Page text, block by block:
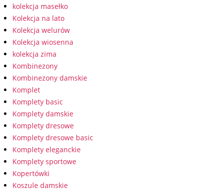
kolekcja masełko
Kolekcja na lato
Kolekcja welurów
Kolekcja wiosenna
kolekcja zima
Kombinezony
Kombinezony damskie
Komplet
Komplety basic
Komplety damskie
Komplety dresowe
Komplety dresowe basic
Komplety eleganckie
Komplety sportowe
Kopertówki
Koszule damskie